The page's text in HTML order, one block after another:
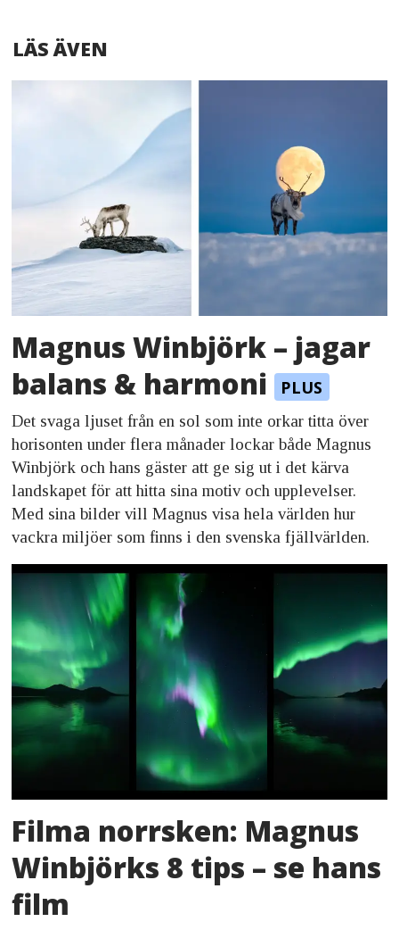
LÄS ÄVEN
Magnus Winbjörk – jagar
balans & harmoni
Det svaga ljuset från en sol som inte orkar titta över
horisonten under flera månader lockar både Magnus
Winbjörk och hans gäster att ge sig ut i det kärva
landskapet för att hitta sina motiv och upplevelser.
Med sina bilder vill Magnus visa hela världen hur
vackra miljöer som finns i den svenska fjällvärlden.
Filma norrsken: Magnus
Winbjörks 8 tips – se hans
film